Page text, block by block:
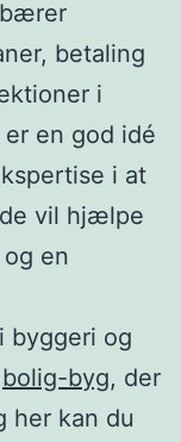
betaling
i
en god idé
i at
vil hjælpe
en
byggeri og
bolig-byg, der
her kan du